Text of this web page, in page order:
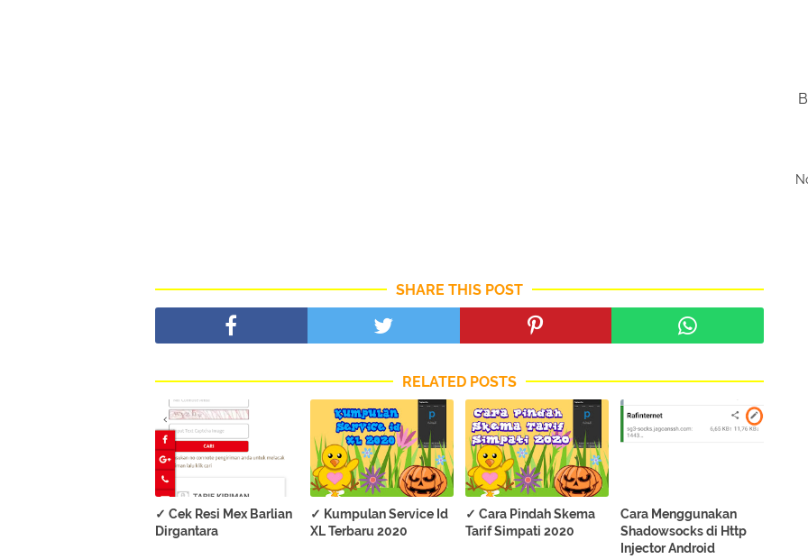
SHARE THIS POST
RELATED POSTS
✓ Cek Resi Mex Barlian
Dirgantara
✓ Kumpulan Service Id
XL Terbaru 2020
✓ Cara Pindah Skema
Tarif Simpati 2020
Cara Menggunakan
Shadowsocks di Http
Injector Android